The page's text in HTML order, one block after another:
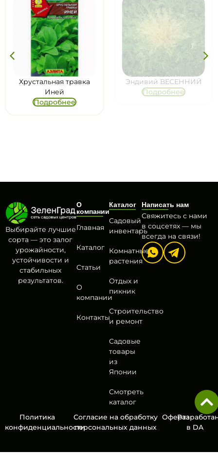
Хрустальная травка
Иней
Подробнее
Эндивий ВЕСЕННИЙ
Подробнее
Выбирайте лучшие
сорта — это залог
урожайности,
устойчивости и
стабильных
результатов.
О
компании
Главная
Каталог
Статьи
О
компании
Контакты
Каталог
Садовый
инвентарь
Комнатные
растения
Отдых и
пикник
Строительство
и ремонт
Садовые
товары
из
Японии
Смотреть
каталог
Написать нам
Свяжитесь с нами
в соцсетях — мы
всегда на связи!
Политика
конфиденциальности
Согласие на обработку
персональных данных
Оферта
в DA